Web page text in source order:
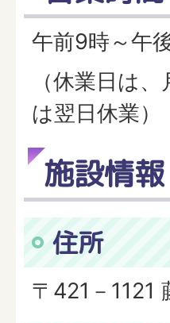
午前9時～午
（休業日は
は翌日休業）
施設情報
住所
〒421－1121